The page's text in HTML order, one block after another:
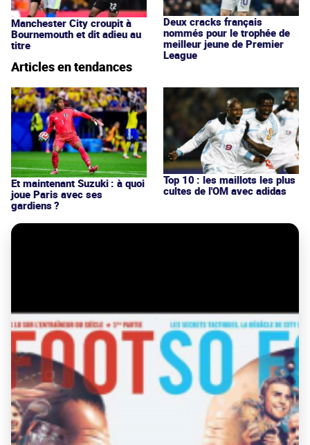
Manchester City croupit à
Bournemouth et dit adieu au
titre
Deux cracks français
nommés pour le trophée de
meilleur jeune de Premier
League
Articles en tendances
Et maintenant Suzuki : à quoi
joue Paris avec ses
gardiens ?
Top 10 : les maillots les plus
cultes de l'OM avec adidas